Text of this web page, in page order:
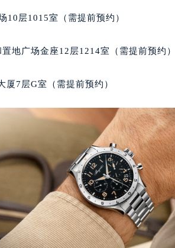
中街路83号亨得利名表维修授权店1楼宝
街1号王府井东方广场W3座6层602室宝
盟市左旗土尔扈特大街宝玑售后服务中
青山区幸福路甲3号王府井百货名表维
红山区哈达街宝玑售后服务中心（需提
斯市东胜区伊金霍洛街宝玑售后服务中
尔市海拉尔区中央街宝玑售后服务中心
科尔沁区明仁大街宝玑售后服务中心（
海勃湾区人民南路宝玑售后服务中心（
布市集宁区恩和大街宝玑售后服务中心
勒盟市锡林浩特市光明街与额尔敦路交
市乌兰浩特市兴安大街宝玑售后服务中
10层1015室（需提前预约）
地广场金座12层1214室（需提前预约）
7层G室（需提前预约）